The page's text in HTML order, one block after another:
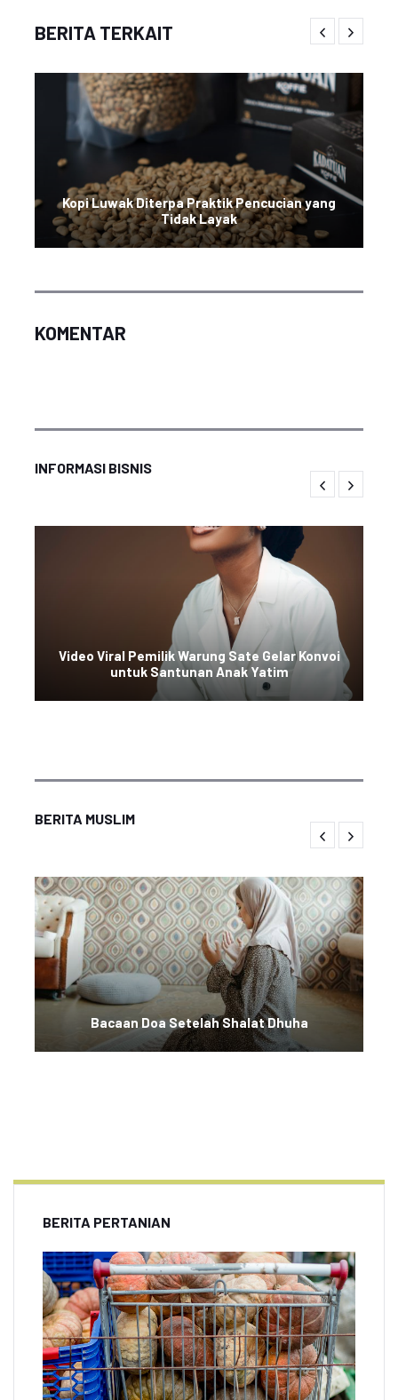
BERITA TERKAIT
Kopi Luwak Diterpa Praktik Pencucian yang
Tidak Layak
KOMENTAR
INFORMASI BISNIS
Video Viral Pemilik Warung Sate Gelar Konvoi
untuk Santunan Anak Yatim
BERITA MUSLIM
Bacaan Doa Setelah Shalat Dhuha
BERITA PERTANIAN